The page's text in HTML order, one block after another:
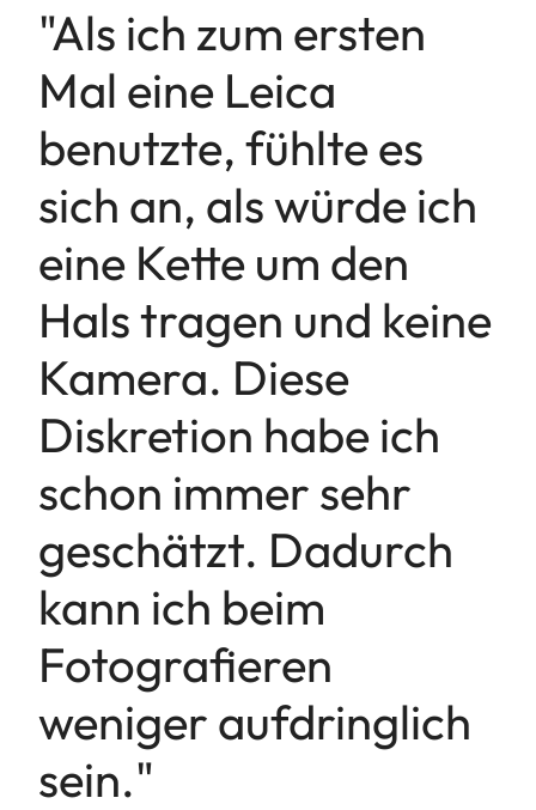
"Als ich zum ersten
Mal eine Leica
benutzte, fühlte es
sich an, als würde ich
eine Kette um den
Hals tragen und keine
Kamera. Diese
Diskretion habe ich
schon immer sehr
geschätzt. Dadurch
kann ich beim
Fotografieren
weniger aufdringlich
sein."